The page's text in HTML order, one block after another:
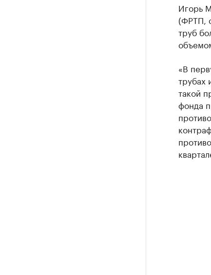
Игорь
(ФРТП,
труб
«В
трубах
такой
фонда